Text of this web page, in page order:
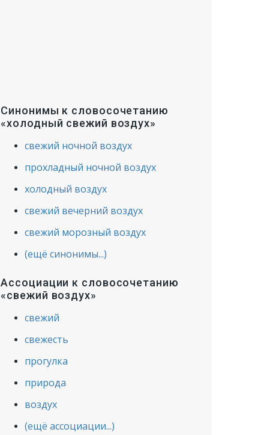
Синонимы к словосочетанию
«холодный свежий воздух»
свежий ночной воздух
прохладный ночной воздух
холодный воздух
свежий вечерний воздух
свежий морозный воздух
(ещё синонимы...)
Ассоциации к словосочетанию
«свежий воздух»
свежий
свежесть
прогулка
природа
воздух
(ещё ассоциации...)